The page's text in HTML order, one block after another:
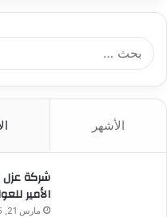
الأشهر
شركة عزل
الأمير
مارس 21, 2025